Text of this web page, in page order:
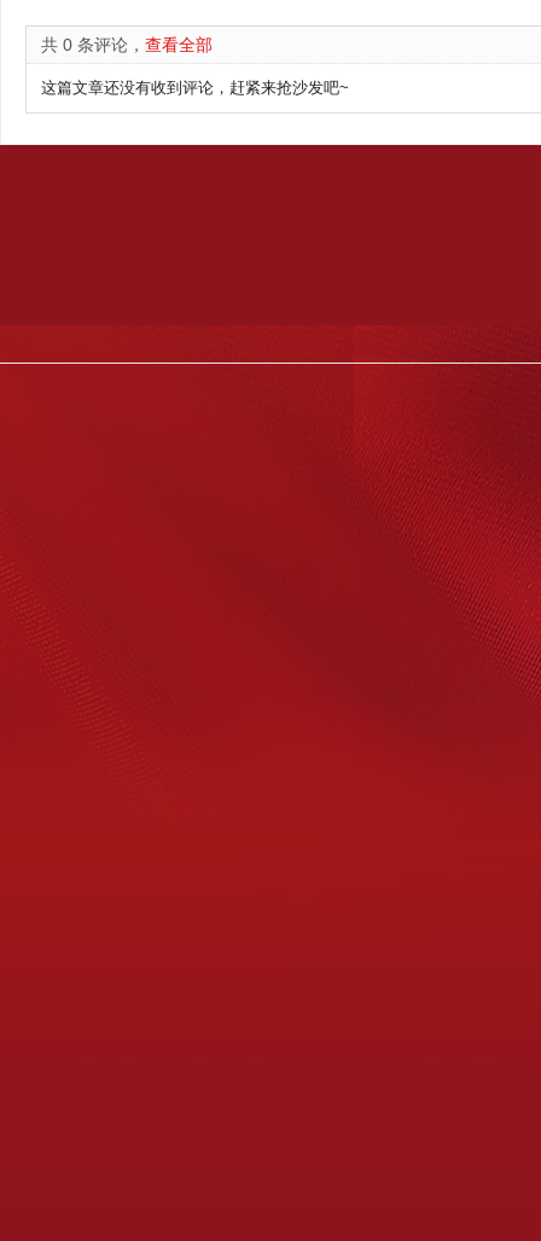
共 0 条评论， 查看全部
这篇文章还没有收到评论，赶紧来抢沙发吧~